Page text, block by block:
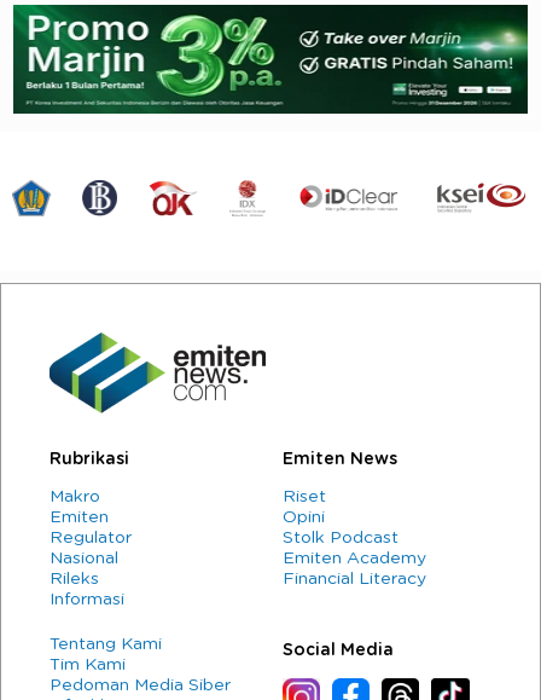
Rubrikasi
Makro
Emiten
Regulator
Nasional
Rileks
Informasi
Emiten News
Riset
Opini
Stolk Podcast
Emiten Academy
Financial Literacy
Tentang Kami
Tim Kami
Pedoman Media Siber
Social Media